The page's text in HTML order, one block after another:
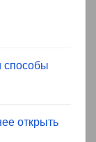
способы
открыть